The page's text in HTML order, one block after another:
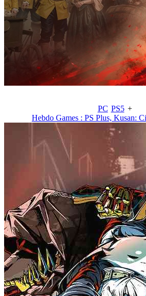
PC PS5 +
Hebdo Games : PS Plus, Kusan: